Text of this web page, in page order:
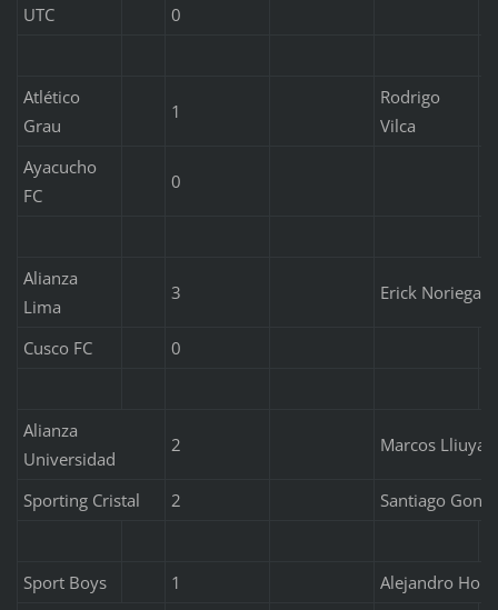
UTC
0
Atlético
Grau
1
Rodrigo
Vilca
Ayacucho
FC
0
Alianza
Lima
3 Erick Noriega,
Cusco FC 0
Alianza
Universidad
2 Marcos Lliuya,
Sporting Cristal 2 Santiago
Sport Boys 1
Alejandro